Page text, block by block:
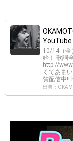
YouTube
10/14（金
始！ 歌詞
http://
くてあま
賛配信中!!
出典：